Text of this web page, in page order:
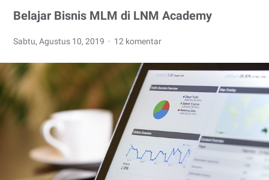
Belajar Bisnis MLM di LNM Academy
Sabtu, Agustus 10, 2019 12 komentar